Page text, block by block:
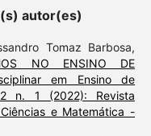
autor(es)
Tomaz Barbosa,
NO ENSINO DE
em Ensino de
n. 1 (2022): Revista
e Matemática -